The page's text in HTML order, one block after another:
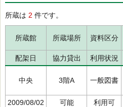
所蔵は 2 件です。
所蔵館 所蔵場所 資料区分
配架日 協力貸出 利用状況
中央 3階A 一般図書
2009/08/02 可能 利用可